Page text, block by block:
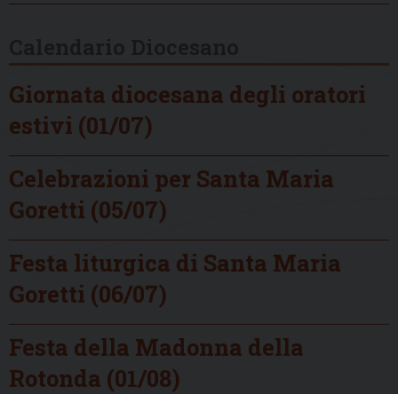
Giornata diocesana degli oratori
estivi (01/07)
Celebrazioni per Santa Maria
Goretti (05/07)
Festa liturgica di Santa Maria
Goretti (06/07)
Festa della Madonna della
Rotonda (01/08)